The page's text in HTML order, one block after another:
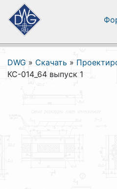
DWG » Скачать »
КС-014_64 выпуск 1